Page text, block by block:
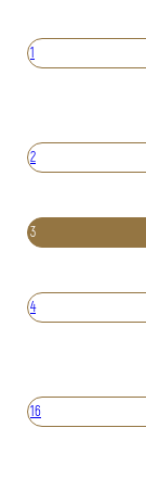
1
2
3
4
16